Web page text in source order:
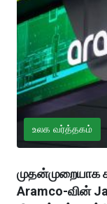
உலக வர்த்தகம்
முதன்முறையாக
Aramco-வின்